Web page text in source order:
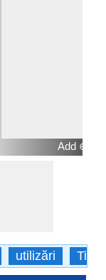
Add ⊕
utilizări